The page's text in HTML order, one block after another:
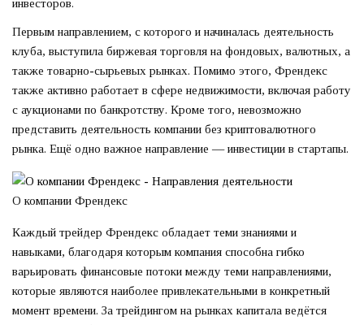
инвесторов.
Первым направлением, с которого и начиналась деятельность
клуба, выступила биржевая торговля на фондовых, валютных, а
также товарно-сырьевых рынках. Помимо этого, Френдекс
также активно работает в сфере недвижимости, включая работу
с аукционами по банкротству. Кроме того, невозможно
представить деятельность компании без криптовалютного
рынка. Ещё одно важное направление — инвестиции в стартапы.
О компании Френдекс
Каждый трейдер Френдекс обладает теми знаниями и
навыками, благодаря которым компания способна гибко
варьировать финансовые потоки между теми направлениями,
которые являются наиболее привлекательными в конкретный
момент времени. За трейдингом на рынках капитала ведётся